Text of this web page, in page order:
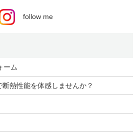
follow me
ーム
熱性能を体感しませんか？